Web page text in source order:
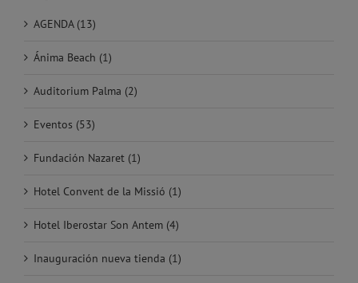
AGENDA (13)
Ánima Beach (1)
Auditorium Palma (2)
Eventos (53)
Fundación Nazaret (1)
Hotel Convent de la Missió (1)
Hotel Iberostar Son Antem (4)
Inauguración nueva tienda (1)